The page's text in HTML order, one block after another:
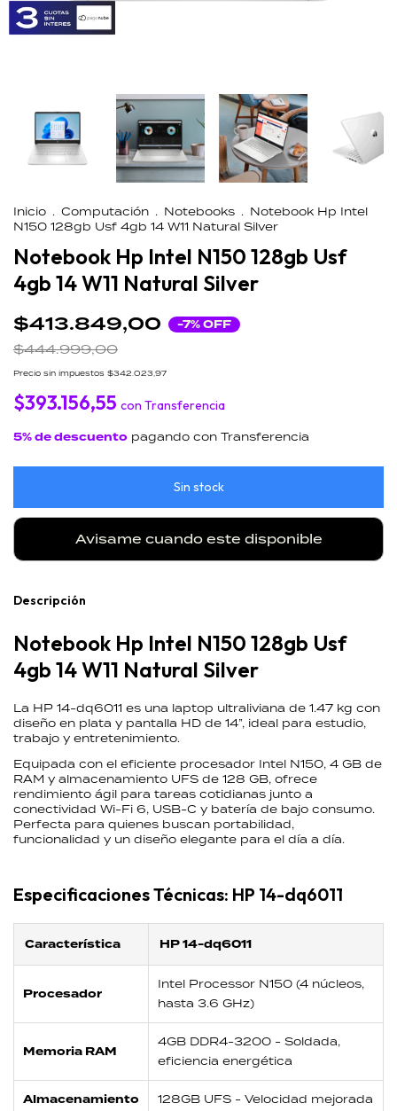
Inicio . Computación . Notebooks . Notebook Hp Intel
N150 128gb Usf 4gb 14 W11 Natural Silver
Notebook Hp Intel N150 128gb Usf
4gb 14 W11 Natural Silver
$413.849,00
-7% OFF
$444.999,00
Precio sin impuestos $342.023,97
$393.156,55 con Transferencia
5% de descuento pagando con Transferencia
Avisame cuando este disponible
Descripción
Notebook Hp Intel N150 128gb Usf
4gb 14 W11 Natural Silver
La HP 14-dq6011 es una laptop ultraliviana de 1.47 kg con
diseño en plata y pantalla HD de 14”, ideal para estudio,
trabajo y entretenimiento.
Equipada con el eficiente procesador Intel N150, 4 GB de
RAM y almacenamiento UFS de 128 GB, ofrece
rendimiento ágil para tareas cotidianas junto a
conectividad Wi-Fi 6, USB-C y batería de bajo consumo.
Perfecta para quienes buscan portabilidad,
funcionalidad y un diseño elegante para el día a día.
Especificaciones Técnicas: HP 14-dq6011
Característica HP 14-dq6011
Procesador
Intel Processor N150 (4 núcleos,
hasta 3.6 GHz)
Memoria RAM
4GB DDR4-3200 - Soldada,
eficiencia energética
Almacenamiento 128GB UFS - Velocidad mejorada